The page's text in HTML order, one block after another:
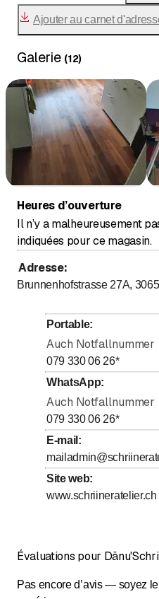
réalisation et la livraison,
entièrement pris en charge
avec le client.
Daniel Widmer a suivi sa
l'étranger et a acquis de
renommés en Suisse et à
menuiserie Dänu existe
nous nous réjouissons de
satisfaits s'allonger et de
Ajouter au carnet
Galerie (12)
Heures d’ouverture
Il n’y a malheureusement
indiquées pour ce magasin.
Adresse:
Brunnenhofstrasse 27A, 3065
Portable:
Auch Notfallnummer
079 330 06 26*
WhatsApp:
Auch Notfallnummer
079 330 06 26*
E-mail :
Site web:
www.schriineratelier.ch
Évaluations pour
Pas encore d’avis — soyez